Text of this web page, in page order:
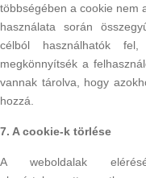
többségében a cookie nem
használata során
célból használhatók
megkönnyítsék a
vannak tárolva, hogy
hozzá.
7. A cookie-k törlése
A weboldalak